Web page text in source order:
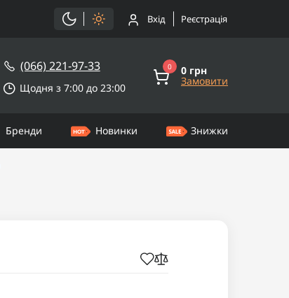
Вхід Реєстрація
(066) 221-97-33
Щодня з 7:00 до 23:00
0 0 грн
Замовити
Бренди Новинки Знижки